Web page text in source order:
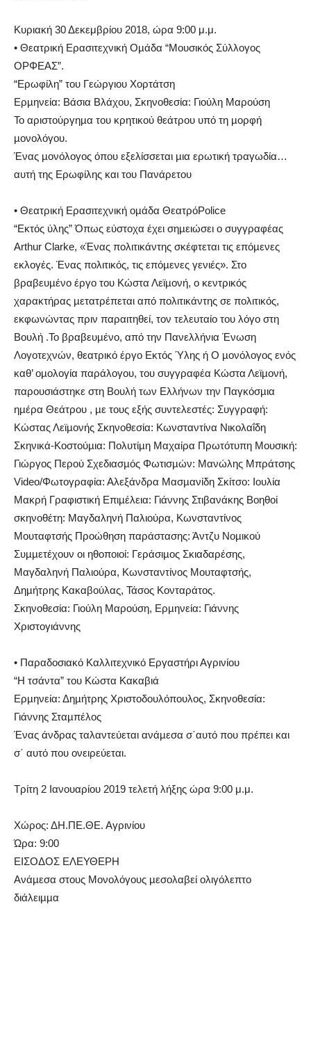
Κυριακή 30 Δεκεμβρίου 2018, ώρα 9:00 μ.μ.
• Θεατρική Ερασιτεχνική Οµάδα “Μουσικός Σύλλογος
ΟΡΦΕΑΣ”.
“Ερωφίλη” του Γεώργιου Χορτάτση
Ερµηνεία: Βάσια Βλάχου, Σκηνοθεσία: Γιούλη Μαρούση
Το αριστούργηµα του κρητικού θεάτρου υπό τη µορφή
µονολόγου.
Ένας µονόλογος όπου εξελίσσεται µια ερωτική τραγωδία…
αυτή της Ερωφίλης και του Πανάρετου
• Θεατρική Ερασιτεχνική οµάδα ΘεατρόPolice
“Εκτός ύλης” Όπως εύστοχα έχει σηµειώσει ο συγγραφέας
Arthur Clarke, «Ένας πολιτικάντης σκέφτεται τις επόµενες
εκλογές. Ένας πολιτικός, τις επόµενες γενιές». Στο
βραβευµένο έργο του Κώστα Λεϊµονή, ο κεντρικός
χαρακτήρας µετατρέπεται από πολιτικάντης σε πολιτικός,
εκφωνώντας πριν παραιτηθεί, τον τελευταίο του λόγο στη
Βουλή .Το βραβευµένο, από την Πανελλήνια Ένωση
Λογοτεχνών, θεατρικό έργο Εκτός Ύλης ή Ο µονόλογος ενός
καθ’ οµολογία παράλογου, του συγγραφέα Κώστα Λεϊµονή,
παρουσιάστηκε στη Βουλή των Ελλήνων την Παγκόσµια
ηµέρα Θεάτρου , µε τους εξής συντελεστές: Συγγραφή:
Κώστας Λεϊµονής Σκηνοθεσία: Κωνσταντίνα Νικολαΐδη
Σκηνικά-Κοστούµια: Πολυτίµη Μαχαίρα Πρωτότυπη Μουσική:
Γιώργος Περού Σχεδιασµός Φωτισµών: Μανώλης Μπράτσης
Video/Φωτογραφία: Αλεξάνδρα Μασµανίδη Σκίτσο: Ιουλία
Μακρή Γραφιστική Επιµέλεια: Γιάννης Στιβανάκης Βοηθοί
σκηνοθέτη: Μαγδαληνή Παλιούρα, Κωνσταντίνος
Μουταφτσής Προώθηση παράστασης: Άντζυ Νοµικού
Συµµετέχουν οι ηθοποιοί: Γεράσιµος Σκιαδαρέσης,
Μαγδαληνή Παλιούρα, Κωνσταντίνος Μουταφτσής,
Δηµήτρης Κακαβούλας, Τάσος Κονταράτος.
Σκηνοθεσία: Γιούλη Μαρούση, Ερµηνεία: Γιάννης
Χριστογιάννης
• Παραδοσιακό Καλλιτεχνικό Εργαστήρι Αγρινίου
“Η τσάντα” του Κώστα Κακαβιά
Ερµηνεία: Δηµήτρης Χριστοδουλόπουλος, Σκηνοθεσία:
Γιάννης Σταµπέλος
Ένας άνδρας ταλαντεύεται ανάµεσα σ΄αυτό που πρέπει και
σ΄ αυτό που ονειρεύεται.
Τρίτη 2 Ιανουαρίου 2019 τελετή λήξης ώρα 9:00 μ.μ.
Χώρος: ΔΗ.ΠΕ.ΘΕ. Αγρινίου
Ώρα: 9:00
ΕΙΣΟΔΟΣ ΕΛΕΥΘΕΡΗ
Ανάµεσα στους Μονολόγους µεσολαβεί ολιγόλεπτο
διάλειµµα